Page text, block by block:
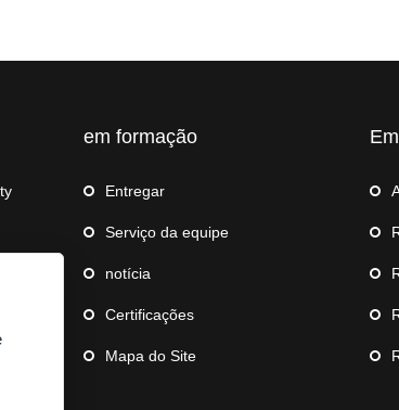
em formação
Entregar
Serviço da equipe
notícia
Certificações
Mapa do Site